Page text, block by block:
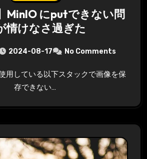
MinIO にputできない問
情けなさ過ぎた
2024-08-17 No Comments
存できない…